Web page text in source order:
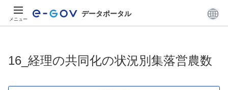
メニュー
データポータル
16_経理の共同化の状況別集落営農数